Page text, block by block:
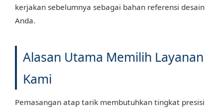
kerjakan sebelumnya sebagai bahan referensi desain
Anda.
Alasan Utama Memilih Layanan
Kami
Pemasangan atap tarik membutuhkan tingkat presisi